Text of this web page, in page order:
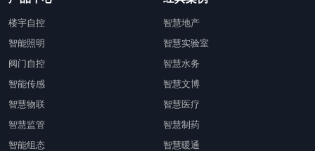
楼宇自控
智能照明
阀门自控
智能传感
智慧物联
智慧监管
智能组态
智慧地产
智慧实验室
智慧水务
智慧文博
智慧医疗
智慧制药
智慧暖通